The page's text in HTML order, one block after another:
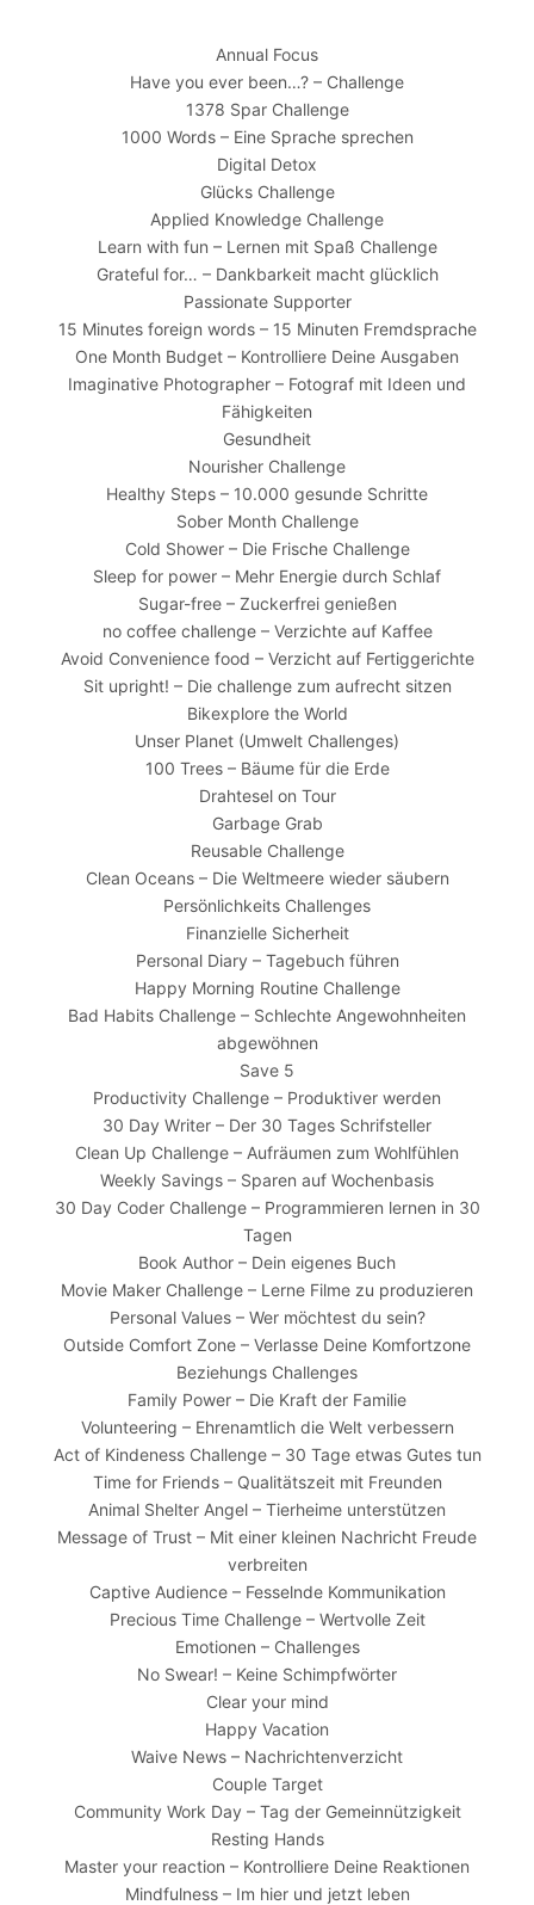
Annual Focus
Have you ever been…? – Challenge
1378 Spar Challenge
1000 Words – Eine Sprache sprechen
Digital Detox
Glücks Challenge
Applied Knowledge Challenge
Learn with fun – Lernen mit Spaß Challenge
Grateful for… – Dankbarkeit macht glücklich
Passionate Supporter
15 Minutes foreign words – 15 Minuten Fremdsprache
One Month Budget – Kontrolliere Deine Ausgaben
Imaginative Photographer – Fotograf mit Ideen und
Fähigkeiten
Gesundheit
Nourisher Challenge
Healthy Steps – 10.000 gesunde Schritte
Sober Month Challenge
Cold Shower – Die Frische Challenge
Sleep for power – Mehr Energie durch Schlaf
Sugar-free – Zuckerfrei genießen
no coffee challenge – Verzichte auf Kaffee
Avoid Convenience food – Verzicht auf Fertiggerichte
Sit upright! – Die challenge zum aufrecht sitzen
Bikexplore the World
Unser Planet (Umwelt Challenges)
100 Trees – Bäume für die Erde
Drahtesel on Tour
Garbage Grab
Reusable Challenge
Clean Oceans – Die Weltmeere wieder säubern
Persönlichkeits Challenges
Finanzielle Sicherheit
Personal Diary – Tagebuch führen
Happy Morning Routine Challenge
Bad Habits Challenge – Schlechte Angewohnheiten
abgewöhnen
Save 5
Productivity Challenge – Produktiver werden
30 Day Writer – Der 30 Tages Schrifsteller
Clean Up Challenge – Aufräumen zum Wohlfühlen
Weekly Savings – Sparen auf Wochenbasis
30 Day Coder Challenge – Programmieren lernen in 30
Tagen
Book Author – Dein eigenes Buch
Movie Maker Challenge – Lerne Filme zu produzieren
Personal Values – Wer möchtest du sein?
Outside Comfort Zone – Verlasse Deine Komfortzone
Beziehungs Challenges
Family Power – Die Kraft der Familie
Volunteering – Ehrenamtlich die Welt verbessern
Act of Kindeness Challenge – 30 Tage etwas Gutes tun
Time for Friends – Qualitätszeit mit Freunden
Animal Shelter Angel – Tierheime unterstützen
Message of Trust – Mit einer kleinen Nachricht Freude
verbreiten
Captive Audience – Fesselnde Kommunikation
Precious Time Challenge – Wertvolle Zeit
Emotionen – Challenges
No Swear! – Keine Schimpfwörter
Clear your mind
Happy Vacation
Waive News – Nachrichtenverzicht
Couple Target
Community Work Day – Tag der Gemeinnützigkeit
Resting Hands
Master your reaction – Kontrolliere Deine Reaktionen
Mindfulness – Im hier und jetzt leben